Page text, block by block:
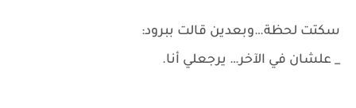
سكتت لحظة…وبعدين قالت ببرود:
_ علشان في الآخر… يرجعلي أنا.